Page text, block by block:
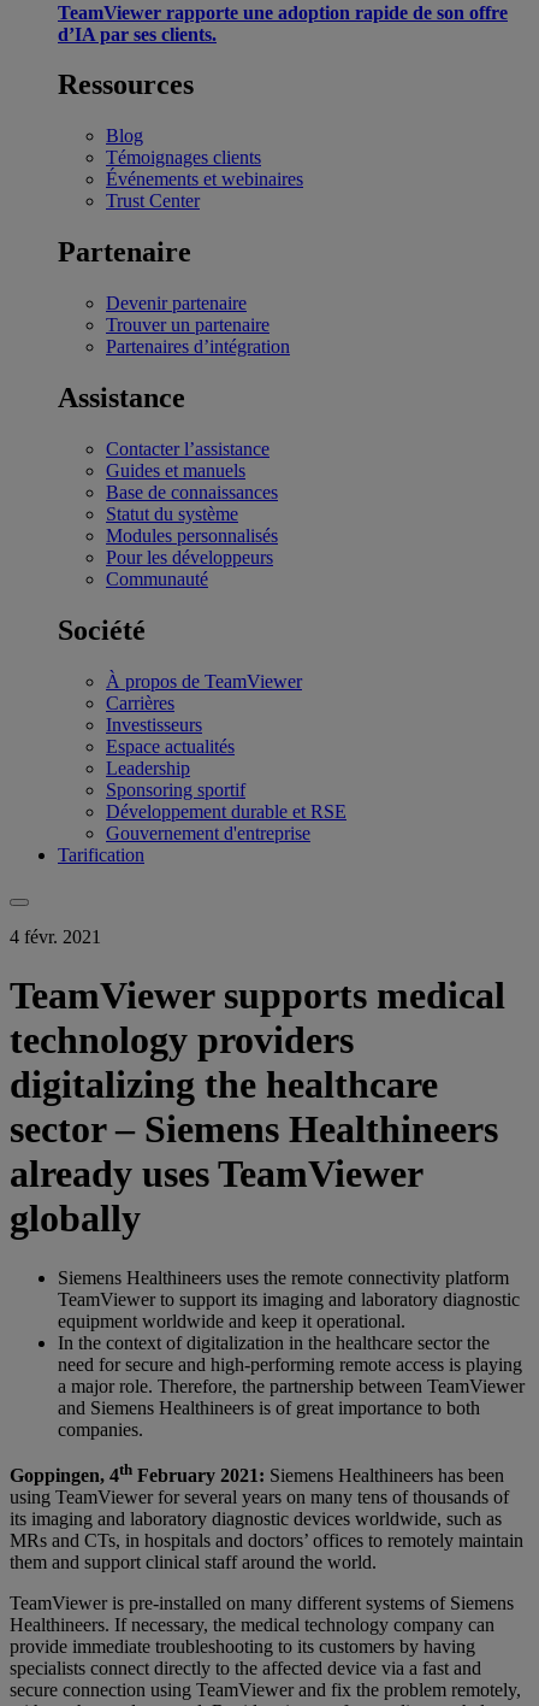
TeamViewer rapporte une adoption rapide de son offre
d’IA par ses clients.
Ressources
Blog
Témoignages clients
Événements et webinaires
Trust Center
Partenaire
Devenir partenaire
Trouver un partenaire
Partenaires d’intégration
Assistance
Contacter l’assistance
Guides et manuels
Base de connaissances
Statut du système
Modules personnalisés
Pour les développeurs
Communauté
Société
À propos de TeamViewer
Carrières
Investisseurs
Espace actualités
Leadership
Sponsoring sportif
Développement durable et RSE
Gouvernement d'entreprise
Tarification
4 févr. 2021
TeamViewer supports medical
technology providers
digitalizing the healthcare
sector – Siemens Healthineers
already uses TeamViewer
globally
Siemens Healthineers uses the remote connectivity platform
TeamViewer to support its imaging and laboratory diagnostic
equipment worldwide and keep it operational.
In the context of digitalization in the healthcare sector the
need for secure and high-performing remote access is playing
a major role. Therefore, the partnership between TeamViewer
and Siemens Healthineers is of great importance to both
companies.
Goppingen, 4th February 2021: Siemens Healthineers has been
using TeamViewer for several years on many tens of thousands of
its imaging and laboratory diagnostic devices worldwide, such as
MRs and CTs, in hospitals and doctors’ offices to remotely maintain
them and support clinical staff around the world.
TeamViewer is pre-installed on many different systems of Siemens
Healthineers. If necessary, the medical technology company can
provide immediate troubleshooting to its customers by having
specialists connect directly to the affected device via a fast and
secure connection using TeamViewer and fix the problem remotely,